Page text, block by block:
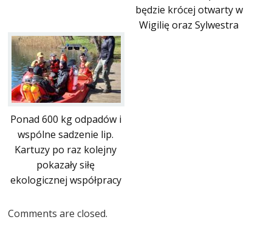
będzie krócej otwarty w
Wigilię oraz Sylwestra
Ponad 600 kg odpadów i
wspólne sadzenie lip.
Kartuzy po raz kolejny
pokazały siłę
ekologicznej współpracy
Comments are closed.